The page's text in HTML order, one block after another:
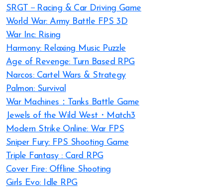
SRGT－Racing & Car Driving Game
World War: Army Battle FPS 3D
War Inc: Rising
Harmony: Relaxing Music Puzzle
Age of Revenge: Turn Based RPG
Narcos: Cartel Wars & Strategy
Palmon: Survival
War Machines：Tanks Battle Game
Jewels of the Wild West・Match3
Modern Strike Online: War FPS
Sniper Fury: FPS Shooting Game
Triple Fantasy : Card RPG
Cover Fire: Offline Shooting
Girls Evo: Idle RPG